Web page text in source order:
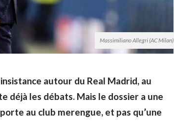
Massimiliano Allegri (AC Milan)
autour du Real Madrid, au
déjà les débats. Mais le dossier a une
au club merengue, et pas qu’une